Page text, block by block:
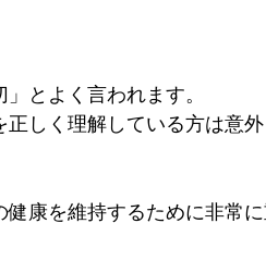
とよく言われます。
しく理解している方は意
康を維持するために非常